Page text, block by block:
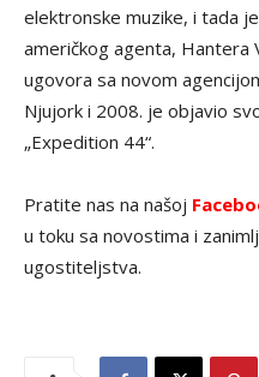
elektronske muzike, i tada
američkog agenta, Hantera
ugovora sa novom
Njujork i 2008. je objavio
„Expedition 44“.
Pratite nas na našoj
u toku sa novostima i
ugostiteljstva.